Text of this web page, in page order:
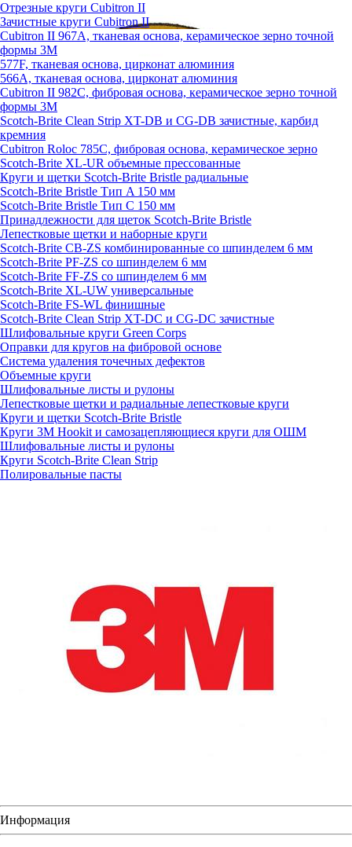
Отрезные круги Cubitron II
Зачистные круги Cubitron II
Cubitron II 967A, тканевая основа, керамическое зерно точной
формы 3M
577F, тканевая основа, цирконат алюминия
566A, тканевая основа, цирконат алюминия
Cubitron II 982C, фибровая основа, керамическое зерно точной
формы 3M
Scotch-Brite Clean Strip XT-DB и CG-DB зачистные, карбид
кремния
Cubitron Roloc 785C, фибровая основа, керамическое зерно
Scotch-Brite XL-UR объемные прессованные
Круги и щетки Scotch-Brite Bristle радиальные
Scotch-Brite Bristle Тип A 150 мм
Scotch-Brite Bristle Тип C 150 мм
Принадлежности для щеток Scotch-Brite Bristle
Лепестковые щетки и наборные круги
Scotch-Brite CB-ZS комбинированные со шпинделем 6 мм
Scotch-Brite PF-ZS со шпинделем 6 мм
Scotch-Brite FF-ZS со шпинделем 6 мм
Scotch-Brite XL-UW универсальные
Scotch-Brite FS-WL финишные
Scotch-Brite Clean Strip XT-DC и CG-DC зачистные
Шлифовальные круги Green Corps
Оправки для кругов на фибровой основе
Система удаления точечных дефектов
Объемные круги
Шлифовальные листы и рулоны
Лепестковые щетки и радиальные лепестковые круги
Круги и щетки Scotch-Brite Bristle
Круги 3M Hookit и самозацепляющиеся круги для ОШМ
Шлифовальные листы и рулоны
Круги Scotch-Brite Clean Strip
Полировальные пасты
Информация